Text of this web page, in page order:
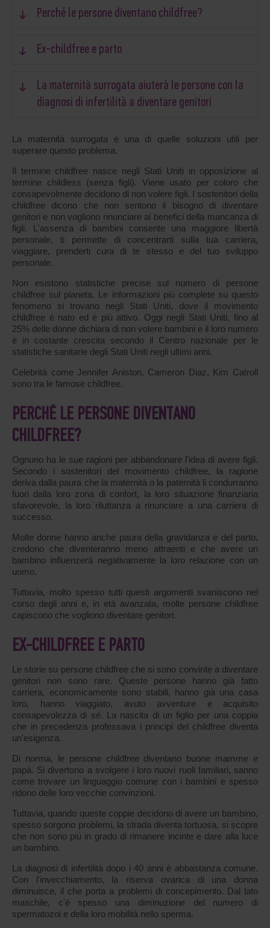
Perché le persone diventano childfree?
Ex-childfree e parto
La maternità surrogata aiuterà le persone con la
diagnosi di infertilità a diventare genitori
La maternità surrogata è una di quelle soluzioni utili per
superare questo problema.
Il termine childfree nasce negli Stati Uniti in opposizione al
termine childless (senza figli). Viene usato per coloro che
consapevolmente decidono di non volere figli. I sostenitori della
childfree dicono che non sentono il bisogno di diventare
genitori e non vogliono rinunciare ai benefici della mancanza di
figli. L'assenza di bambini consente una maggiore libertà
personale, ti permette di concentrarti sulla tua carriera,
viaggiare, prenderti cura di te stesso e del tuo sviluppo
personale.
Non esistono statistiche precise sul numero di persone
childfree sul pianeta. Le informazioni più complete su questo
fenomeno si trovano negli Stati Uniti, dove il movimento
childfree è nato ed è più attivo. Oggi negli Stati Uniti, fino al
25% delle donne dichiara di non volere bambini e il loro numero
è in costante crescita secondo il Centro nazionale per le
statistiche sanitarie degli Stati Uniti negli ultimi anni.
Celebrità come Jennifer Aniston, Cameron Diaz, Kim Catroll
sono tra le famose childfree.
PERCHÉ LE PERSONE DIVENTANO
CHILDFREE?
Ognuno ha le sue ragioni per abbandonare l'idea di avere figli.
Secondo i sostenitori del movimento childfree, la ragione
deriva dalla paura che la maternità o la paternità li condurranno
fuori dalla loro zona di confort, la loro situazione finanziaria
sfavorevole, la loro riluttanza a rinunciare a una carriera di
successo.
Molte donne hanno anche paura della gravidanza e del parto,
credono che diventeranno meno attraenti e che avere un
bambino influenzerà negativamente la loro relazione con un
uomo.
Tuttavia, molto spesso tutti questi argomenti svaniscono nel
corso degli anni e, in età avanzata, molte persone childfree
capiscono che vogliono diventare genitori.
EX-CHILDFREE E PARTO
Le storie su persone childfree che si sono convinte a diventare
genitori non sono rare. Queste persone hanno già fatto
carriera, economicamente sono stabili, hanno già una casa
loro, hanno viaggiato, avuto avventure e acquisito
consapevolezza di sé. La nascita di un figlio per una coppia
che in precedenza professava i principi del childfree diventa
un'esigenza.
Di norma, le persone childfree diventano buone mamme e
papà. Si divertono a svolgere i loro nuovi ruoli familiari, sanno
come trovare un linguaggio comune con i bambini e spesso
ridono delle loro vecchie convinzioni.
Tuttavia, quando queste coppie decidono di avere un bambino,
spesso sorgono problemi, la strada diventa tortuosa, si scopre
che non sono più in grado di rimanere incinte e dare alla luce
un bambino.
La diagnosi di infertilità dopo i 40 anni è abbastanza comune.
Con l'invecchiamento, la riserva ovarica di una donna
diminuisce, il che porta a problemi di concepimento. Dal lato
maschile, c'è spesso una diminuzione del numero di
spermatozoi e della loro mobilità nello sperma.